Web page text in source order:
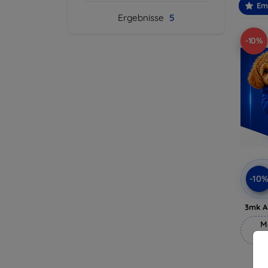
Ergebnisse 5
-10%
-10%
3mk